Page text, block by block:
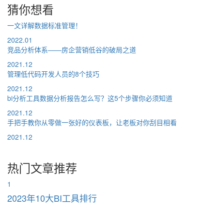
猜你想看
一文详解数据标准管理！
2022.01
竞品分析体系——房企营销低谷的破局之道
2021.12
管理低代码开发人员的8个技巧
2021.12
bi分析工具数据分析报告怎么写？这5个步骤你必须知道
2021.12
手把手教你从零做一张好的仪表板，让老板对你刮目相看
2021.12
热门文章推荐
1
2023年10大BI工具排行